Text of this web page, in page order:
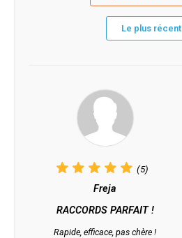
Le plus récent
(5)
Freja
RACCORDS PARFAIT !
Rapide, efficace, pas chère !